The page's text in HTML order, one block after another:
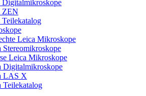
Digitalmikroskope
ZEN
Teilekatalog
Leica Mikroskope
Stereomikroskope
Leica Mikroskope
Digitalmikroskope
LAS X
Teilekatalog